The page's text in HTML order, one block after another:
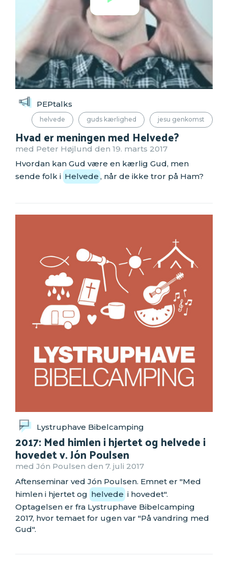
PEPtalks
helvede guds kærlighed jesu genkomst
Hvad er meningen med Helvede?
med Peter Højlund den 19. marts 2017
Hvordan kan Gud være en kærlig Gud, men
sende folk i Helvede , når de ikke tror på Ham?
Lystruphave Bibelcamping
2017: Med himlen i hjertet og helvede i
hovedet v. Jón Poulsen
med Jón Poulsen den 7. juli 2017
Aftenseminar ved Jón Poulsen. Emnet er "Med
himlen i hjertet og helvede i hovedet".
Optagelsen er fra Lystruphave Bibelcamping
2017, hvor temaet for ugen var "På vandring med
Gud".